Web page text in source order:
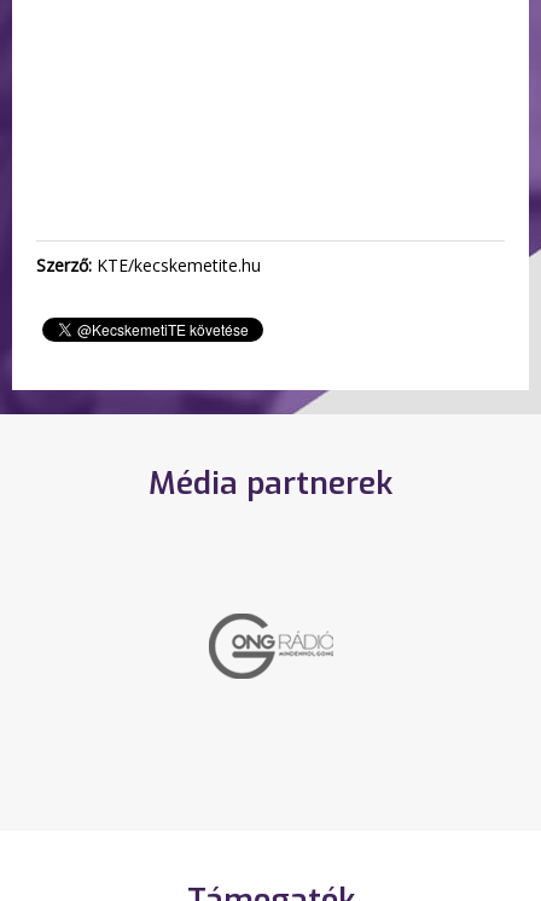
Szerző: KTE/kecskemetite.hu
Média partnerek